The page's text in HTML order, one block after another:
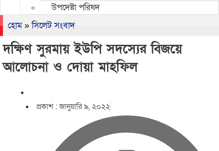
উপদেষ্টা পরিষদ
হোম»সিলেট সংবাদ
দক্ষিণ সুরমায় ইউপি সদস্যের বিজয়ে
আলোচনা ও দোয়া মাহফিল
প্রকাশ :জানুয়ারি ৯, ২০২২